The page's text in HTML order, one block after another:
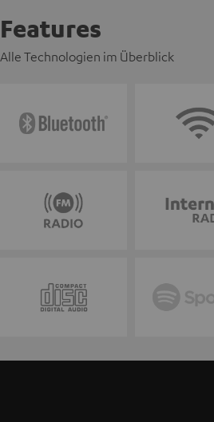
Features
Alle Technologien im Überblick